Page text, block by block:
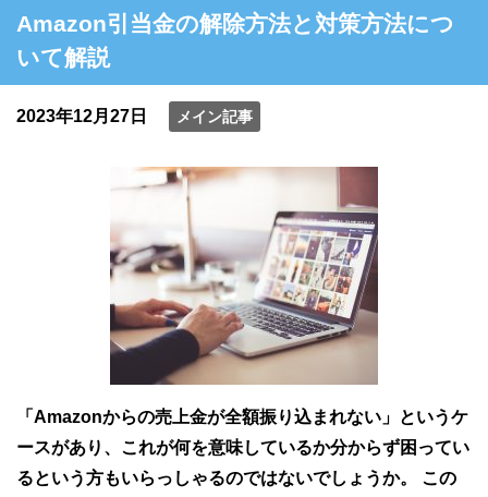
Amazon引当金の解除方法と対策方法につ
いて解説
2023年12月27日 メイン記事
「Amazonからの売上金が全額振り込まれない」というケ
ースがあり、これが何を意味しているか分からず困ってい
るという方もいらっしゃるのではないでしょうか。 この